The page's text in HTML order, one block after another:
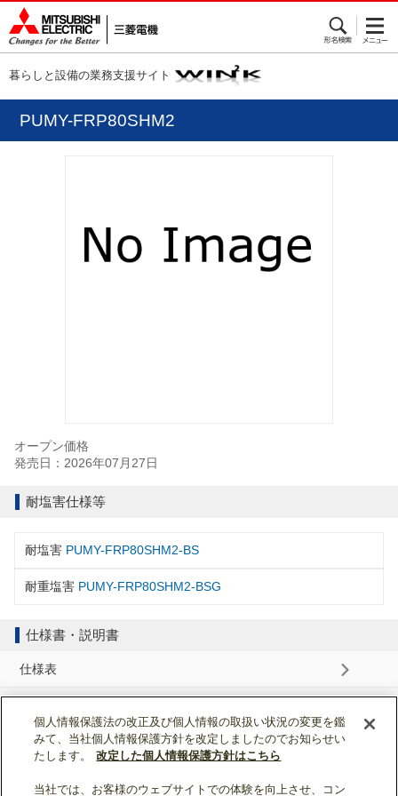
暮らしと設備の業務支援サイト
PUMY-FRP80SHM2
オープン価格
発売日：2026年07月27日
耐塩害仕様等
耐塩害 PUMY-FRP80SHM2-BS
耐重塩害 PUMY-FRP80SHM2-BSG
仕様書・説明書
仕様表
据付工事説明書
ページトップへ戻る
個人情報保護法の改正及び個人情報の取扱い状況の変更を鑑
みて、当社個人情報保護方針を改定しましたのでお知らせい
たします。
改定した個人情報保護方針はこちら
当社では、お客様のウェブサイトでの体験を向上させ、コン